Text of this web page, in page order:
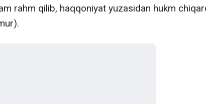
rahm qilib, haqqoniyat yuzasidan hukm